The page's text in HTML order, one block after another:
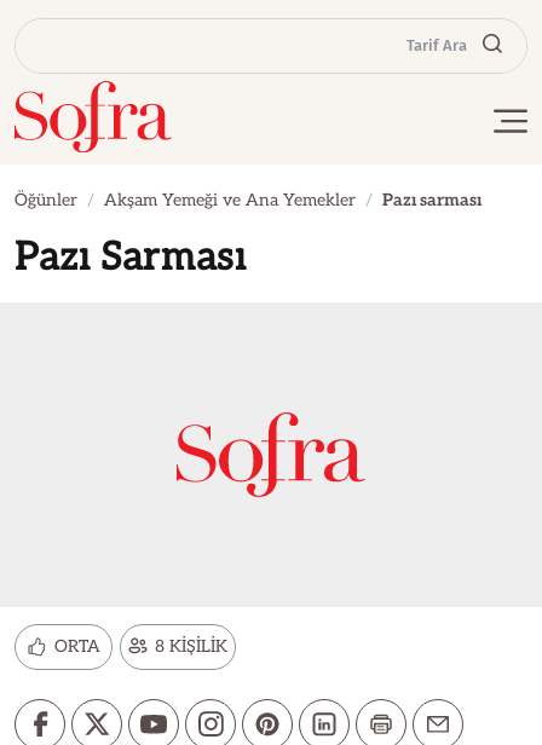
Tarif Ara
Öğünler Akşam Yemeği ve Ana Yemekler Pazı sarması
Pazı Sarması
ORTA 8 KİŞİLİK